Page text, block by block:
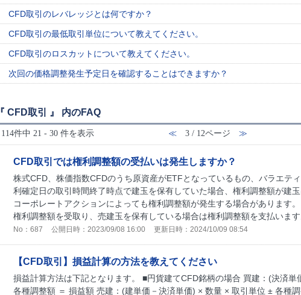
CFD取引のレバレッジとは何ですか？
CFD取引の最低取引単位について教えてください。
CFD取引のロスカットについて教えてください。
次回の価格調整発生予定日を確認することはできますか？
『 CFD取引 』 内のFAQ
114件中 21 - 30 件を表示 ≪ 3 / 12ページ ≫
CFD取引では権利調整額の受払いは発生しますか？
株式CFD、株価指数CFDのうち原資産がETFとなっているもの、バラエテ
利確定日の取引時間終了時点で建玉を保有していた場合、権利調整額が建
コーポレートアクションによっても権利調整額が発生する場合があります
権利調整額を受取り、売建玉を保有している場合は権利調整額を支払いま
No：687 公開日時：2023/09/08 16:00 更新日時：2024/10/09 08:54
【CFD取引】損益計算の方法を教えてください
損益計算方法は下記となります。 ■円貨建てCFD銘柄の場合 買建：(決済
各種調整額 ＝ 損益額 売建：(建単価－決済単価) × 数量 × 取引単位 ± 各種